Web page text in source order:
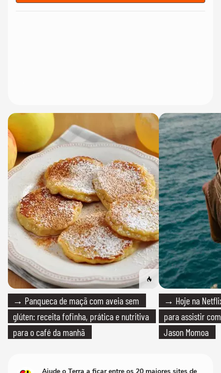
→ Panqueca de maçã com aveia sem
glúten: receita fofinha, prática e nutritiva
para o café da manhã
→ Hoje na
para assistir
Jason Momoa